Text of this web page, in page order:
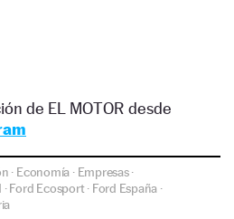
de EL MOTOR desde
· Economía · Empresas·
·Ford Ecosport· Ford España ·